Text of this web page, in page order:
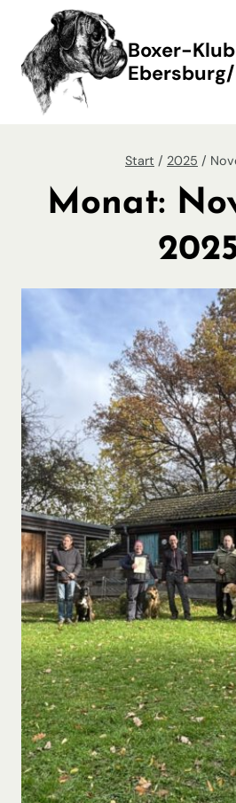
springen
Boxer-Klub
Ebersburg/
Start / 2025 /
Monat: